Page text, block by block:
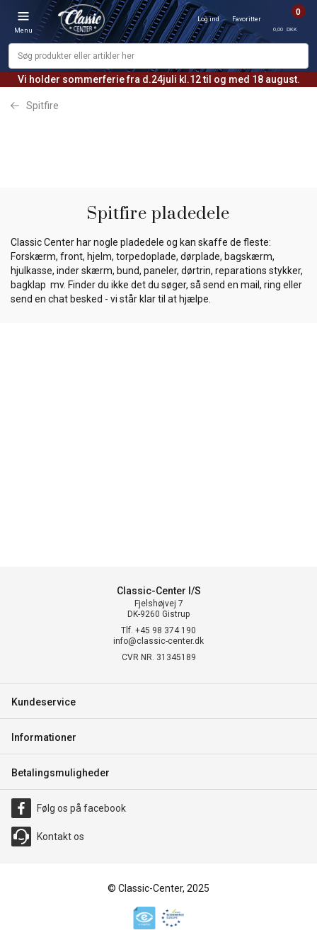
Vi holder sommerferie fra d.24juli kl.12 til og med 18 august.
Menu
Log ind Favoritter
0
0,00 DKK
Spitfire
Spitfire pladedele
Classic Center har nogle pladedele og kan skaffe de fleste:
Forskærm, front, hjelm, torpedoplade, dørplade, bagskærm,
hjulkasse, inder skærm, bund, paneler, dørtrin, reparations stykker,
bagklap mv. Finder du ikke det du søger, så send en mail, ring eller
send en chat besked - vi står klar til at hjælpe.
Classic-Center I/S
Fjelshøjvej 7
DK-9260 Gistrup
Tlf. +45 98 374 190
info@classic-center.dk
CVR NR. 31345189
Kundeservice
Informationer
Betalingsmuligheder
Følg os på facebook
Kontakt os
© Classic-Center, 2025